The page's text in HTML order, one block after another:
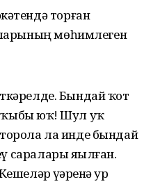
торған
мөһимлеген
Бындай ҡот
юҡ! Шул уҡ
ла инде бындай
саралары яҙылған.
үҙҙәренә ҙур